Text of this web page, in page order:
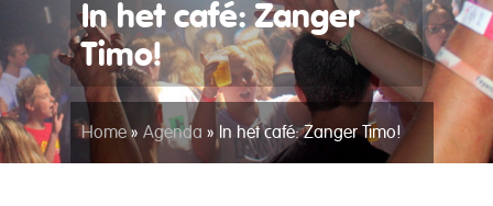
In het café: Zanger
Timo!
Home» Agenda » In het café: Zanger Timo!